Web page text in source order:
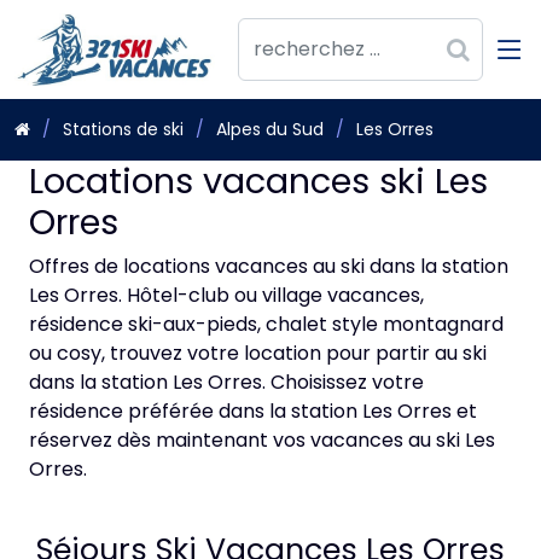
Stations de ski Alpes du Sud Les Orres
Locations vacances ski Les
Orres
Offres de locations vacances au ski dans la station
Les Orres. Hôtel-club ou village vacances,
résidence ski-aux-pieds, chalet style montagnard
ou cosy, trouvez votre location pour partir au ski
dans la station Les Orres. Choisissez votre
résidence préférée dans la station Les Orres et
réservez dès maintenant vos vacances au ski Les
Orres.
Séjours Ski Vacances Les Orres